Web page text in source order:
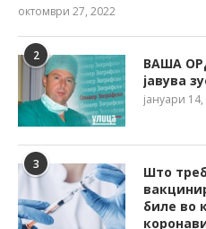
октомври 27, 2022
2
ВАША
јавува
јануари
3
Што
биле во